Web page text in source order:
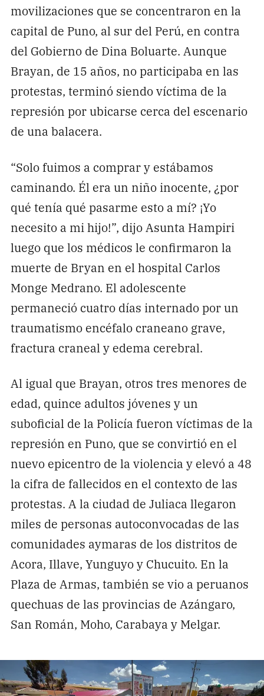
movilizaciones que se concentraron en la
capital de Puno, al sur del Perú, en contra
del Gobierno de Dina Boluarte. Aunque
Brayan, de 15 años, no participaba en las
protestas, terminó siendo víctima de la
represión por ubicarse cerca del escenario
de una balacera.
“Solo fuimos a comprar y estábamos
caminando. Él era un niño inocente, ¿por
qué tenía qué pasarme esto a mí? ¡Yo
necesito a mi hijo!”, dijo Asunta Hampiri
luego que los médicos le confirmaron la
muerte de Bryan en el hospital Carlos
Monge Medrano. El adolescente
permaneció cuatro días internado por un
traumatismo encéfalo craneano grave,
fractura craneal y edema cerebral.
Al igual que Brayan, otros tres menores de
edad, quince adultos jóvenes y un
suboficial de la Policía fueron víctimas de la
represión en Puno, que se convirtió en el
nuevo epicentro de la violencia y elevó a 48
la cifra de fallecidos en el contexto de las
protestas. A la ciudad de Juliaca llegaron
miles de personas autoconvocadas de las
comunidades aymaras de los distritos de
Acora, Illave, Yunguyo y Chucuito. En la
Plaza de Armas, también se vio a peruanos
quechuas de las provincias de Azángaro,
San Román, Moho, Carabaya y Melgar.